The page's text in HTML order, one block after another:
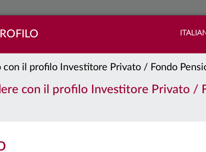
il profilo Investitore Privato / Fondo
con il profilo Investitore Privato /